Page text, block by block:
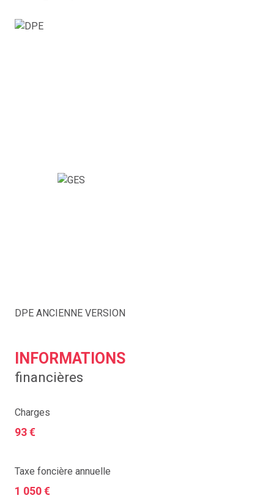
DPE ANCIENNE VERSION
INFORMATIONS
financières
Charges
93 €
Taxe foncière annuelle
1 050 €